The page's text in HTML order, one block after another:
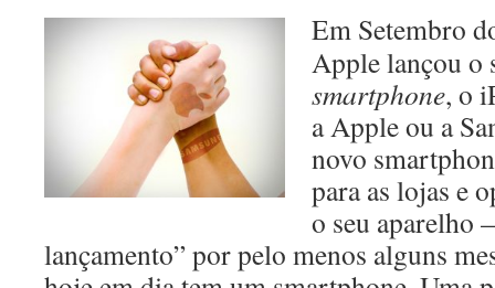
Em Setembro
Apple lançou o
smartphone, o
a Apple ou a
novo
para as lojas e
o seu aparelho
lançamento” por pelo menos alguns